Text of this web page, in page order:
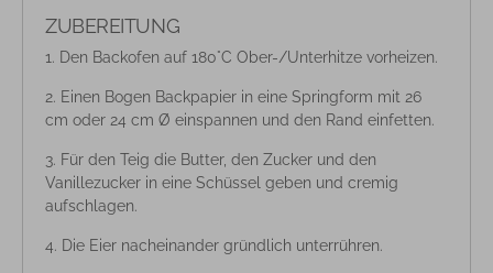
ZUBEREITUNG
Den Backofen auf 180°C Ober-/Unterhitze vorheizen.
Einen Bogen Backpapier in eine Springform mit 26
cm oder 24 cm Ø einspannen und den Rand einfetten.
Für den Teig die Butter, den Zucker und den
Vanillezucker in eine Schüssel geben und cremig
aufschlagen.
Die Eier nacheinander gründlich unterrühren.